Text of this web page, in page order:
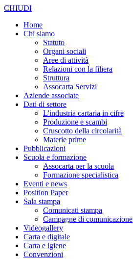
CHIUDI
Home
Chi siamo
Statuto
Organi sociali
Aree di attività
Relazioni con la filiera
Struttura
Assocarta Servizi
Aziende associate
Dati di settore
L'industria cartaria in cifre
Produzione e scambi
Cruscotto della circolarità
Materie prime
Pubblicazioni
Scuola e formazione
Assocarta per la scuola
Formazione specialistica
Eventi e news
Position Paper
Sala stampa
Comunicati stampa
Campagne di comunicazione
Videogallery
Carta e digitale
Carta e igiene
Convenzioni